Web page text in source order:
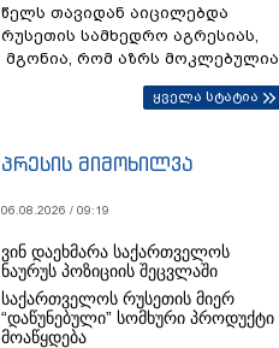
წელს თავიდან აიცილებდა
რუსეთის სამხედრო აგრესიას,
მგონია, რომ აზრს მოკლებულია
ყველა სტატია
პრესის მიმოხილვა
06.08.2026 / 09:19
ვინ დაეხმარა საქართველოს
ნაურუს პოზიციის შეცვლაში
საქართველოს რუსეთის მიერ
“დაწუნებული” სომხური პროდუქტი
მოაწყდება